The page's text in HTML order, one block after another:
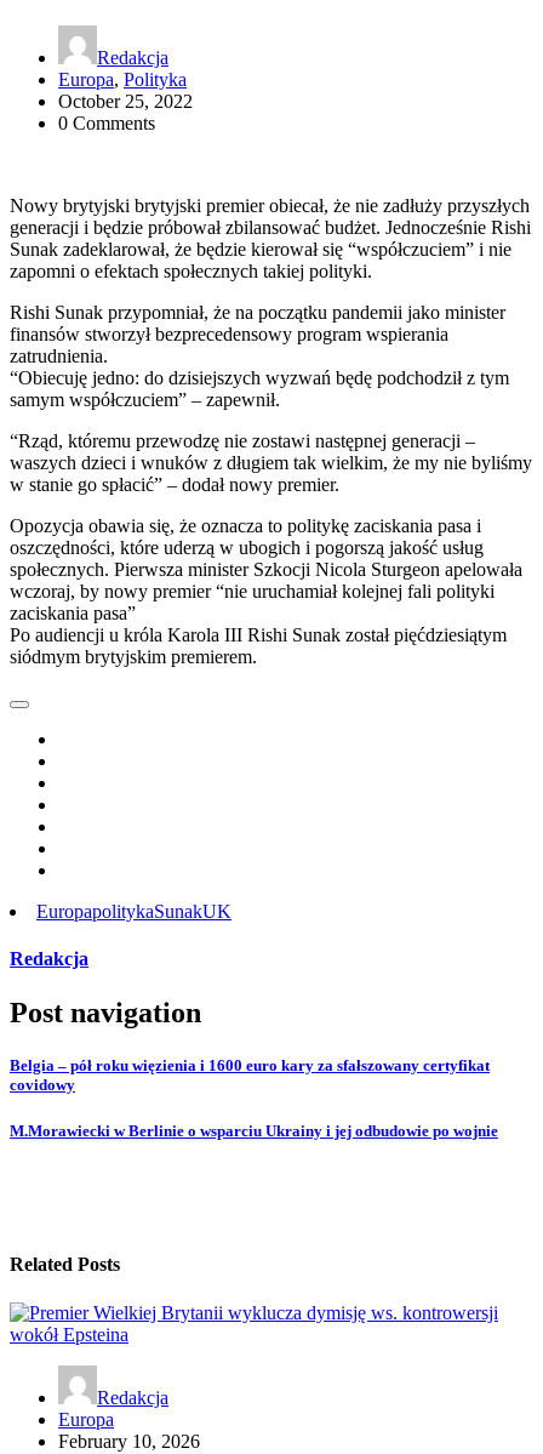
Redakcja
Europa, Polityka
October 25, 2022
0 Comments
Nowy brytyjski brytyjski premier obiecał, że nie zadłuży przyszłych
generacji i będzie próbował zbilansować budżet. Jednocześnie Rishi
Sunak zadeklarował, że będzie kierował się “współczuciem” i nie
zapomni o efektach społecznych takiej polityki.
Rishi Sunak przypomniał, że na początku pandemii jako minister
finansów stworzył bezprecedensowy program wspierania
zatrudnienia.
“Obiecuję jedno: do dzisiejszych wyzwań będę podchodził z tym
samym współczuciem” – zapewnił.
“Rząd, któremu przewodzę nie zostawi następnej generacji –
waszych dzieci i wnuków z długiem tak wielkim, że my nie byliśmy
w stanie go spłacić” – dodał nowy premier.
Opozycja obawia się, że oznacza to politykę zaciskania pasa i
oszczędności, które uderzą w ubogich i pogorszą jakość usług
społecznych. Pierwsza minister Szkocji Nicola Sturgeon apelowała
wczoraj, by nowy premier “nie uruchamiał kolejnej fali polityki
zaciskania pasa”
Po audiencji u króla Karola III Rishi Sunak został pięćdziesiątym
siódmym brytyjskim premierem.
EuropapolitykaSunakUK
Redakcja
Post navigation
Belgia – pół roku więzienia i 1600 euro kary za sfałszowany certyfikat
covidowy
M.Morawiecki w Berlinie o wsparciu Ukrainy i jej odbudowie po wojnie
Related Posts
Redakcja
Europa
February 10, 2026